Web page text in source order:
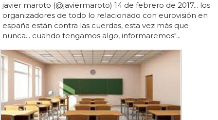
javier maroto (@javiermaroto) 14 de febrero de 2017... los
organizadores de todo lo relacionado con eurovisión en
españa están contra las cuerdas, esta vez más que
nunca... cuando tengamos algo, informaremos"...